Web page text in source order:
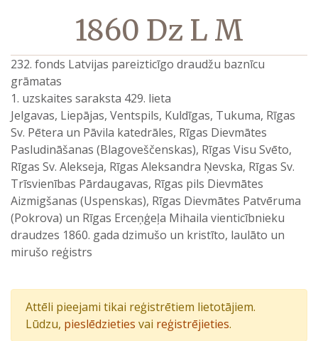
1860 Dz L M
232. fonds Latvijas pareizticīgo draudžu baznīcu
grāmatas
1. uzskaites saraksta 429. lieta
Jelgavas, Liepājas, Ventspils, Kuldīgas, Tukuma, Rīgas
Sv. Pētera un Pāvila katedrāles, Rīgas Dievmātes
Pasludināšanas (Blagoveščenskas), Rīgas Visu Svēto,
Rīgas Sv. Alekseja, Rīgas Aleksandra Ņevska, Rīgas Sv.
Trīsvienības Pārdaugavas, Rīgas pils Dievmātes
Aizmigšanas (Uspenskas), Rīgas Dievmātes Patvēruma
(Pokrova) un Rīgas Erceņģeļa Mihaila vienticībnieku
draudzes 1860. gada dzimušo un kristīto, laulāto un
mirušo reģistrs
Attēli pieejami tikai reģistrētiem lietotājiem.
Lūdzu, pieslēdzieties vai reģistrējieties.